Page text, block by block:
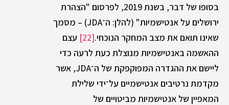
בסופו של דבר, בשנת 2019, לפרסום "הצהרת
ירושלים על אנטישמיות" (להלן: ה־JDA) – מסמך
שאינו תואם את מצב המחקר הנוכחי.[22]
עצם
ההאשמה באנטישמיות מנוצלת כעת לרעה כדי
ליישם את ההגדרה המפוקפקת של ה־JDA, אשר
מקדמת נרטיבים אנטישמיים על־ידי שלילת
המאפיין של אנטישמיות מביטויים של